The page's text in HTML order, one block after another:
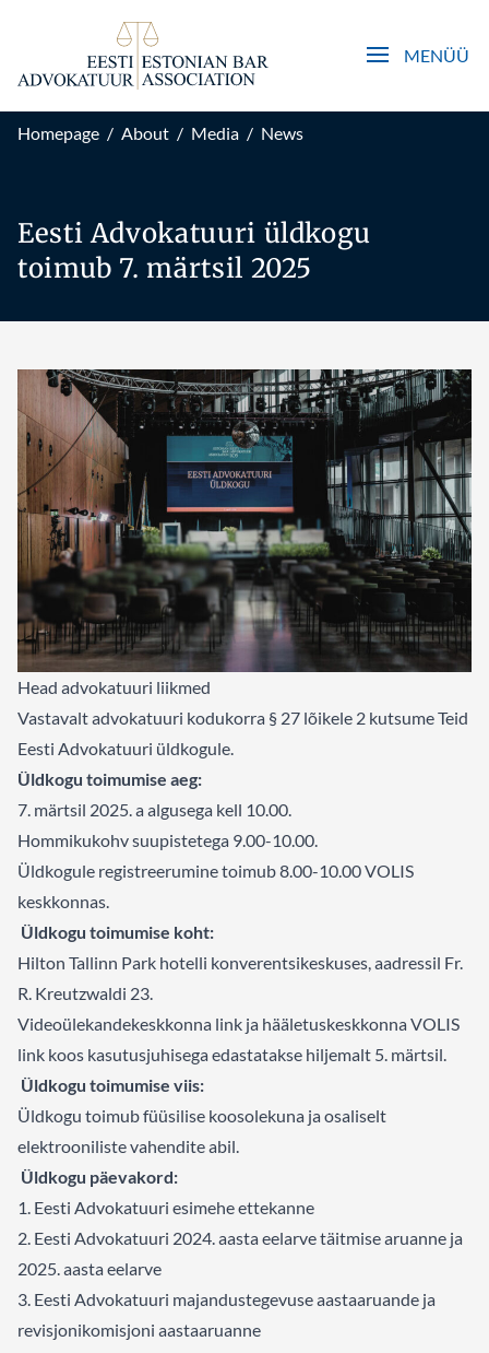
Open main
MENÜÜ
Homepage / About / Media / News
Eesti Advokatuuri üldkogu
toimub 7. märtsil 2025
Head advokatuuri liikmed
Vastavalt advokatuuri kodukorra § 27 lõikele 2 kutsume Teid
Eesti Advokatuuri üldkogule.
Üldkogu toimumise aeg:
7. märtsil 2025. a algusega kell 10.00.
Hommikukohv suupistetega 9.00-10.00.
Üldkogule registreerumine toimub 8.00-10.00 VOLIS
keskkonnas.
Üldkogu toimumise koht:
Hilton Tallinn Park hotelli konverentsikeskuses, aadressil Fr.
R. Kreutzwaldi 23.
Videoülekandekeskkonna link ja hääletuskeskkonna VOLIS
link koos kasutusjuhisega edastatakse hiljemalt 5. märtsil.
Üldkogu toimumise viis:
Üldkogu toimub füüsilise koosolekuna ja osaliselt
elektrooniliste vahendite abil.
Üldkogu päevakord:
1. Eesti Advokatuuri esimehe ettekanne
2. Eesti Advokatuuri 2024. aasta eelarve täitmise aruanne ja
2025. aasta eelarve
3. Eesti Advokatuuri majandustegevuse aastaaruande ja
revisjonikomisjoni aastaaruanne